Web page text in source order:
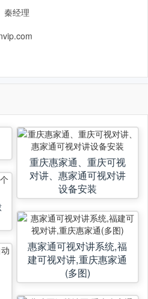
秦经理
重庆惠家通、重庆可视
对讲、惠家通可视对讲
设备安装
惠家通可视对讲系统,福
建可视对讲,重庆惠家通
(多图)